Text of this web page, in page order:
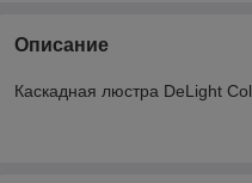
Описание
Каскадная люстра DeLight